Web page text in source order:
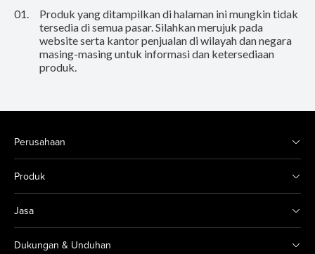
01.
Produk yang ditampilkan di halaman ini mungkin tidak
tersedia di semua pasar. Silahkan merujuk pada
website serta kantor penjualan di wilayah dan negara
masing-masing untuk informasi dan ketersediaan
produk.
Perusahaan
Produk
Jasa
Dukungan & Unduhan